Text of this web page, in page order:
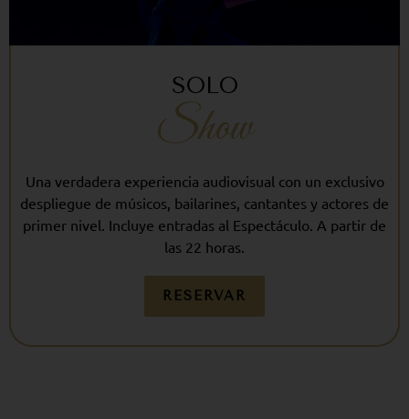
SOLO
Show
Una verdadera experiencia audiovisual con un exclusivo
despliegue de músicos, bailarines, cantantes y actores de
primer nivel. Incluye entradas al Espectáculo. A partir de
las 22 horas.
RESERVAR